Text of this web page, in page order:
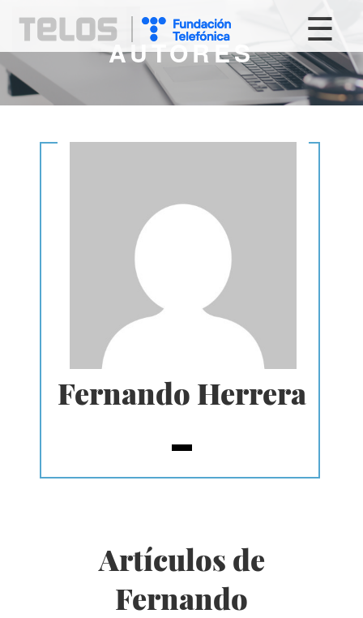
☰
AUTORES
Fernando Herrera
Artículos de
Fernando